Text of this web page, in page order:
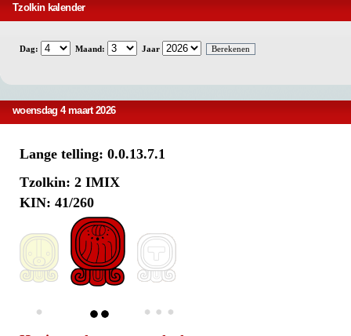
Tzolkin kalender
Dag: Maand: Jaar
woensdag 4 maart 2026
Lange telling: 0.0.13.7.1
Tzolkin: 2 IMIX
KIN: 41/260